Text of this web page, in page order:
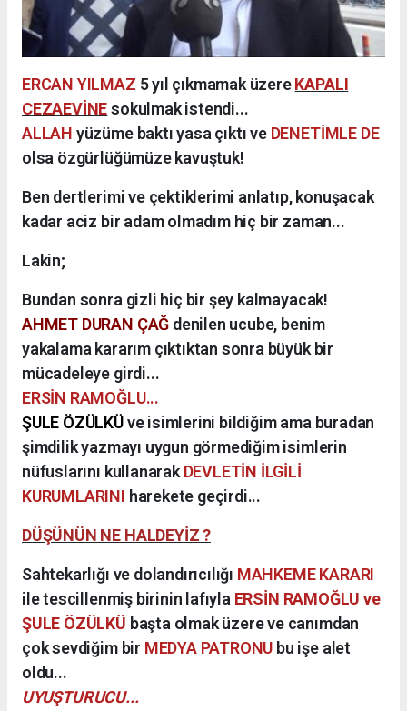
ERCAN YILMAZ 5 yıl çıkmamak üzereKAPALI
CEZAEVİNEsokulmak istendi...
ALLAH yüzüme baktı yasa çıktı ve DENETİMLE DE
olsa özgürlüğümüze kavuştuk!
Ben dertlerimi ve çektiklerimi anlatıp, konuşacak
kadar aciz bir adam olmadım hiç bir zaman...
Lakin;
Bundan sonra gizli hiç bir şey kalmayacak!
AHMET DURAN ÇAĞ denilen ucube, benim
yakalama kararım çıktıktan sonra büyük bir
mücadeleye girdi...
ERSİN RAMOĞLU...
ŞULE ÖZÜLKÜve isimlerini bildiğim ama buradan
şimdilik yazmayı uygun görmediğim isimlerin
nüfuslarını kullanarak DEVLETİN İLGİLİ
KURUMLARINI harekete geçirdi...
DÜŞÜNÜN NE HALDEYİZ ?
Sahtekarlığı ve dolandırıcılığı MAHKEME KARARI
ile tescillenmiş birinin lafıyla ERSİN RAMOĞLU ve
ŞULE ÖZÜLKÜ başta olmak üzere ve canımdan
çok sevdiğim bir MEDYA PATRONU bu işe alet
oldu...
UYUŞTURUCU...